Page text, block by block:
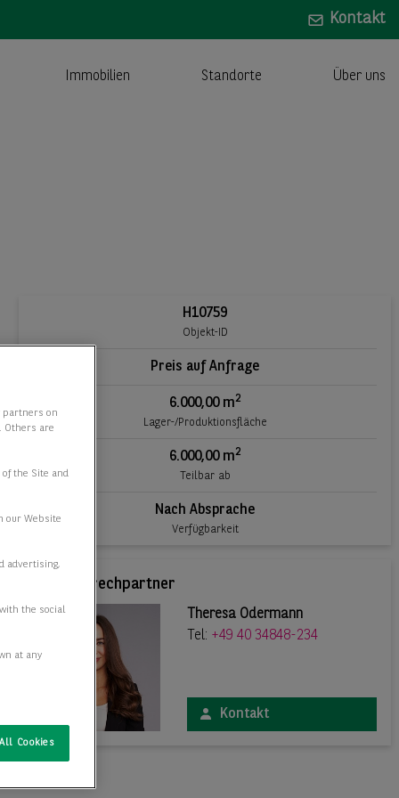
Kontakt
Immobilien Standorte Über uns
H10759
Objekt-ID
Preis auf Anfrage
6.000,00 m2
Lager-/Produktionsfläche
6.000,00 m2
Teilbar ab
Nach Absprache
Verfügbarkeit
Ihr Ansprechpartner
Theresa Odermann
Tel: +49 40 34848-234
Kontakt
partners on
Others are
the Site and
our Website
advertising,
the social
at any
Cookies